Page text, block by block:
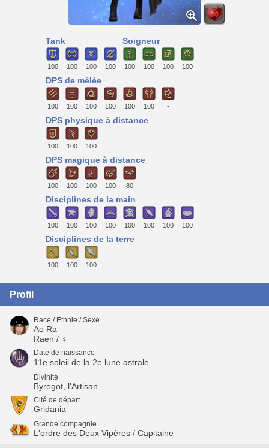
Tank
100 100 100 100
Soigneur
100 100 100 100
DPS de mêlée
100 100 100 100 100 100 -
DPS physique à distance
100 100 100
DPS magique à distance
100 100 100 100 80
Disciplines de la main
100 100 100 100 100 100 100 100
Disciplines de la terre
100 100 100
Profil
Race / Ethnie / Sexe
Ao Ra
Raen / ♀
Date de naissance
11e soleil de la 2e lune astrale
Divinité
Byregot, l'Artisan
Cité de départ
Gridania
Grande compagnie
L'ordre des Deux Vipères / Capitaine